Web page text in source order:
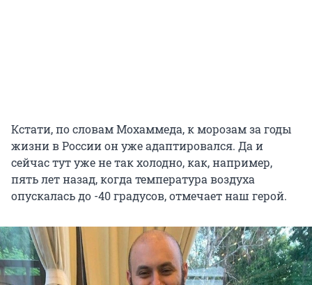
Кстати, по словам Мохаммеда, к морозам за годы
жизни в России он уже адаптировался. Да и
сейчас тут уже не так холодно, как, например,
пять лет назад, когда температура воздуха
опускалась до -40 градусов, отмечает наш герой.